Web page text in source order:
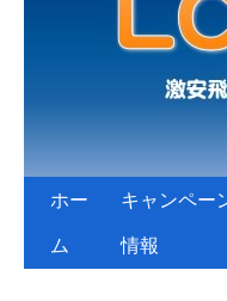
ホー
ム
キャンペー
情報